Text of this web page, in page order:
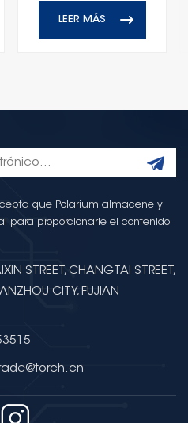
LEER MÁS
que Polarium almacene y
para proporcionarle el contenido
STREET, CHANGTAI STREET,
CITY, FUJIAN